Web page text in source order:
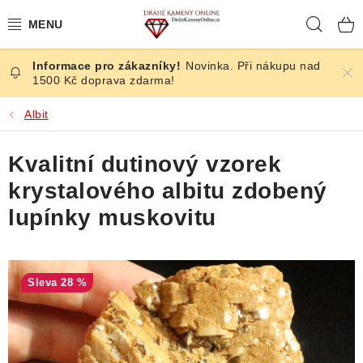
na
ČESKÉ KAMENY
ŠPERKY
KAMENY ZE SVĚTA
BROUŠENÉ
ÚČINKY
KRYSTALY
Novinka. Při nákupu nad
1500 Kč doprava zdarma!
Albit
Kvalitní dutinový vzorek
krystalového albitu zdobený
lupínky muskovitu
28 %